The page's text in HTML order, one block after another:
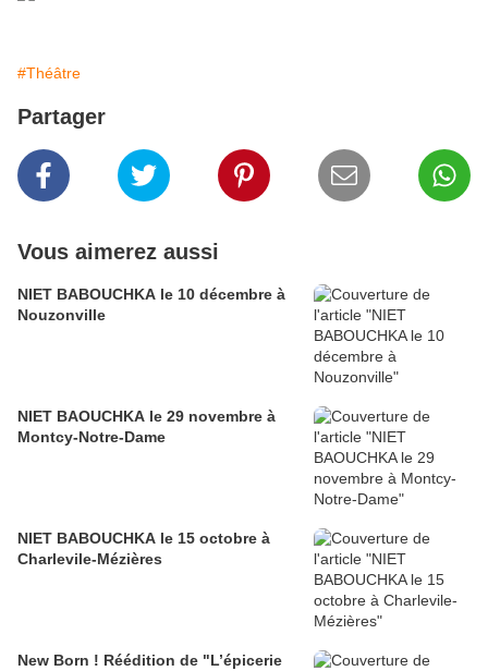
#Théâtre
Partager
Vous aimerez aussi
NIET BABOUCHKA le 10 décembre à
Nouzonville
NIET BAOUCHKA le 29 novembre à
Montcy-Notre-Dame
NIET BABOUCHKA le 15 octobre à
Charlevile-Mézières
New Born ! Réédition de "L’épicerie